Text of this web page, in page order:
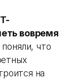
вовремя
что
на